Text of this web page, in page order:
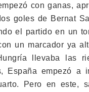
con ganas,
goles de Bernat
el partido en un
un marcador ya
llevaba las
España empezó a
Pero en este,